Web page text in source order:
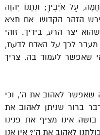
עַל אֹיְבֶיךָ; וּנְתָנוֹ יְהוָה
הזהר הקדוש: אם תצא
יצר הרע, בידיך. זוהי
מעבר לכך על האדם לדעת,
שאפשר לעמוד בה. צריך
שאפשר לאהוב את ה’, וכי
ברור שניתן לאהוב את
אינו מציף את פנינו
לאהוב את ה’? אין אנו